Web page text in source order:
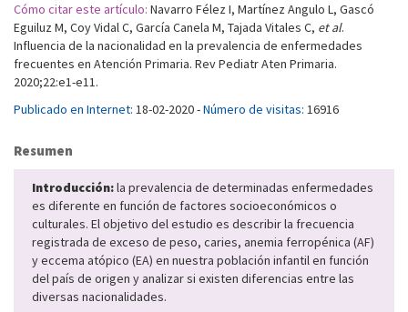
Cómo citar este artículo: Navarro Félez I, Martínez Angulo L, Gascó
Eguiluz M, Coy Vidal C, García Canela M, Tajada Vitales C, et al.
Influencia de la nacionalidad en la prevalencia de enfermedades
frecuentes en Atención Primaria. Rev Pediatr Aten Primaria.
2020;22:e1-e11.
Publicado en Internet: 18-02-2020 -Número de visitas: 16916
Resumen
Introducción:la prevalencia de determinadas enfermedades
es diferente en función de factores socioeconómicos o
culturales. El objetivo del estudio es describir la frecuencia
registrada de exceso de peso, caries, anemia ferropénica (AF)
y eccema atópico (EA) en nuestra población infantil en función
del país de origen y analizar si existen diferencias entre las
diversas nacionalidades.